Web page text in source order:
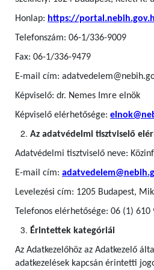
Honlap: https://
Telefonszám: 06-1/336-9009
Fax: 06-1/336-9479
E-mail cím:
Képviselő: dr. Nemes Imre elnök
Képviselő elérhetősége:
Az adatvédelmi tisztviselő
Adatvédelmi tisztviselő neve:
E-mail cím:
Levelezési cím: 1205 Budapest,
Telefonos elérhetősége: 06 (1) 610
Érintettek kategóriái
Az Adatkezelőhöz az Adatkezelő
adatkezelések kapcsán érintetti